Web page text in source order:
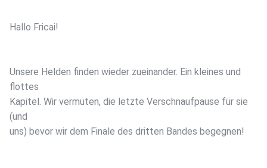
Hallo Fricai!
Unsere Helden finden wieder zueinander. Ein kleines und
flottes
Kapitel. Wir vermuten, die letzte Verschnaufpause für sie
(und
uns) bevor wir dem Finale des dritten Bandes begegnen!